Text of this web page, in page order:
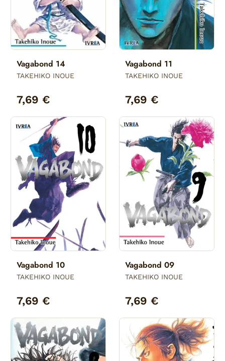
Vagabond 14
TAKEHIKO INOUE
7,69 €
Vagabond 11
TAKEHIKO INOUE
7,69 €
Vagabond 10
TAKEHIKO INOUE
7,69 €
Vagabond 09
TAKEHIKO INOUE
7,69 €